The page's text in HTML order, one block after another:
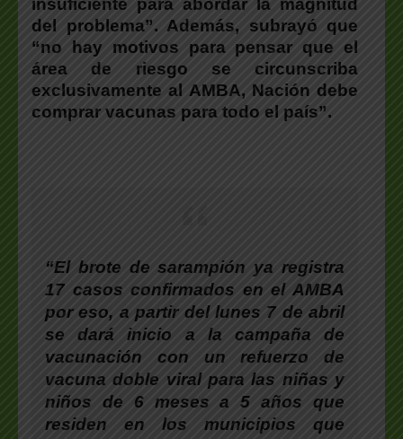
insuficiente para abordar la magnitud
del problema”. Además, subrayó que
“no hay motivos para pensar que el
área de riesgo se circunscriba
exclusivamente al AMBA, Nación debe
comprar vacunas para todo el país”.
“El brote de sarampión ya registra
17 casos confirmados en el AMBA
por eso, a partir del lunes 7 de abril
se dará inicio a la campaña de
vacunación con un refuerzo de
vacuna doble viral para las niñas y
niños de 6 meses a 5 años que
residen en los municipios que